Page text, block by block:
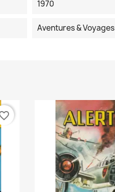
1970
Aventures & Voyages